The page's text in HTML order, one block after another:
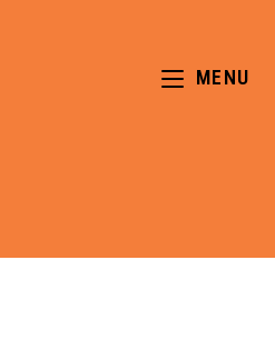
MENU